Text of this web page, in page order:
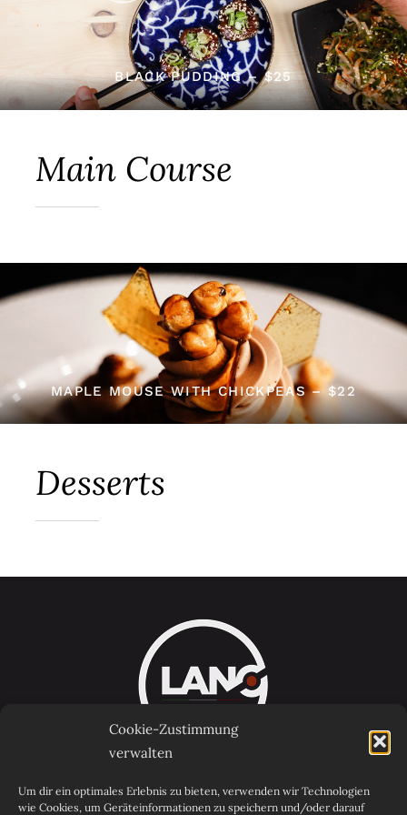
Cookie-Zustimmung
verwalten
Um dir ein optimales Erlebnis zu bieten, verwenden wir Technologien
wie Cookies, um Geräteinformationen zu speichern und/oder darauf
BLACK PUDDING – $25
Main Course
MAPLE MOUSE WITH CHICKPEAS – $22
Desserts
Qualität, Geschmack & Tradition. LANO